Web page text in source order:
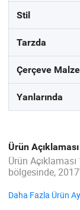
Stil
Tarzda
Çerçeve
Yanlarında
Ürün Açıklaması
Ürün
bölgesinde,
Doğu (%10.00),
Daha Fazla Ürün